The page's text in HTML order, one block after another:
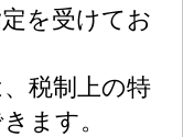
を受けてお
税制上の特
ます。